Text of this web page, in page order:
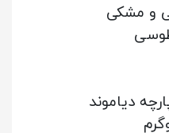
و مشکی
دیاموند